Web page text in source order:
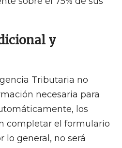
y
Tributaria no
necesaria para
los
completar el formulario
lo general, no será